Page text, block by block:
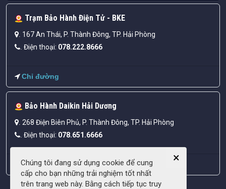
Trạm Bảo Hành Điện Tử - BKE
167 An Thái, P. Thành Đông, TP. Hải Phòng
Điện thoại: 078.222.8666
Chỉ đường
Bảo Hành Daikin Hải Dương
268 Điện Biên Phủ, P. Thành Đông, TP. Hải Phòng
Điện thoại: 078.651.6666
Chỉ đường ×
Chúng tôi đang sử dụng cookie để cung
cấp cho bạn những trải nghiệm tốt nhất
trên trang web này. Bằng cách tiếp tục truy